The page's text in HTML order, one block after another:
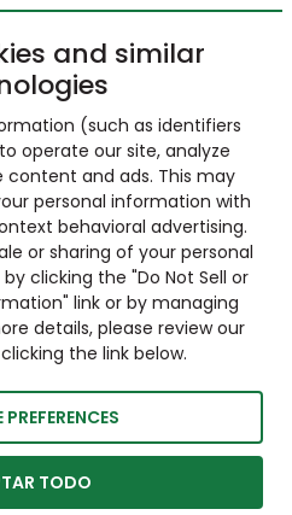
and similar
(such as identifiers
operate our site, analyze
content and ads. This may
personal information with
behavioral advertising.
or sharing of your personal
clicking the "Do Not Sell or
link or by managing
details, please review our
the link below.
TODO